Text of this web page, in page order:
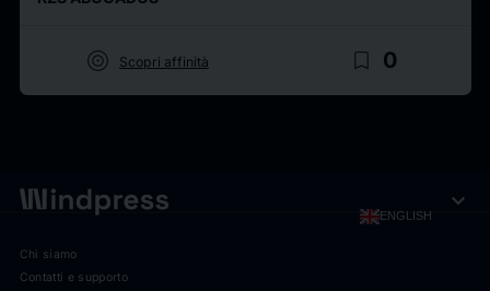
target Scopri affinità bookmark_border 0
ENGLISH expand_more
Chi siamo
Contatti e supporto